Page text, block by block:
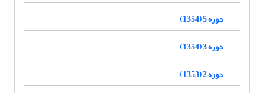
دوره 5 (1354)
دوره 3 (1354)
دوره 2 (1353)